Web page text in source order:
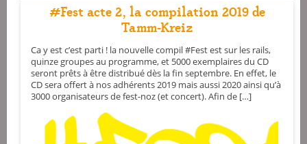
#Fest acte 2, la compilation 2019 de
Tamm-Kreiz
Ca y est c’est parti ! la nouvelle compil #Fest est sur les rails,
quinze groupes au programme, et 5000 exemplaires du CD
seront prêts à être distribué dès la fin septembre. En effet, le
CD sera offert à nos adhérents 2019 mais aussi 2020 ainsi qu’à
3000 organisateurs de fest-noz (et concert). Afin de […]